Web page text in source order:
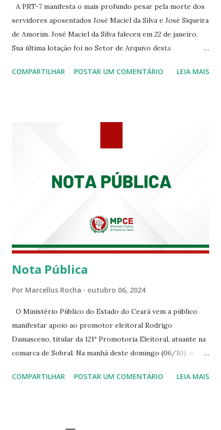
A PRT-7 manifesta o mais profundo pesar pela morte dos
servidores aposentados José Maciel da Silva e José Siqueira
de Amorim. José Maciel da Silva faleceu em 22 de janeiro.
Sua última lotação foi no Setor de Arquivo desta
Siqueira Amorim faleceu em 28 de fevereiro e encerrou a
COMPARTILHAR POSTAR UM COMENTÁRIO LEIA MAIS
Nota Pública
Por Marcellus Rocha outubro 06, 2024
O Ministério Público do Estado do Ceará vem a público
manifestar apoio ao promotor eleitoral Rodrigo
Damasceno, titular da 121ª Promotoria Eleitoral, atuante na
comarca de Sobral. Na manhã deste domingo (06/10), o
integrava um grupo de apoiadores de um candidato a
COMPARTILHAR POSTAR UM COMENTÁRIO LEIA MAIS